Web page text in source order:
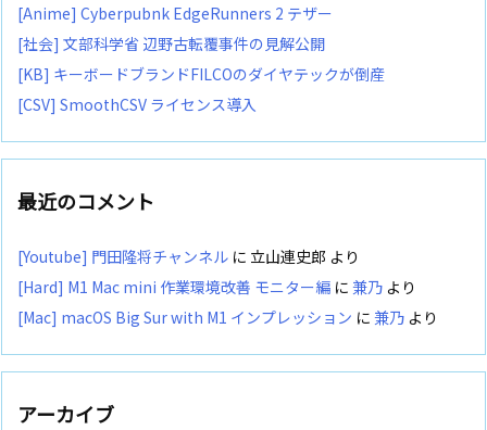
[Anime] Cyberpubnk EdgeRunners 2 テザー
[社会] 文部科学省 辺野古転覆事件の見解公開
[KB] キーボードブランドFILCOのダイヤテックが倒産
[CSV] SmoothCSV ライセンス導入
最近のコメント
[Youtube] 門田隆将チャンネル に 立山連史郎 より
[Hard] M1 Mac mini 作業環境改善 モニター編 に 兼乃 より
[Mac] macOS Big Sur with M1 インプレッション に 兼乃 より
アーカイブ